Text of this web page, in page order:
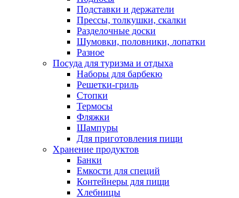
Подставки и держатели
Прессы, толкушки, скалки
Разделочные доски
Шумовки, половники, лопатки
Разное
Посуда для туризма и отдыха
Наборы для барбекю
Решетки-гриль
Стопки
Термосы
Фляжки
Шампуры
Для приготовления пищи
Хранение продуктов
Банки
Емкости для специй
Контейнеры для пищи
Хлебницы